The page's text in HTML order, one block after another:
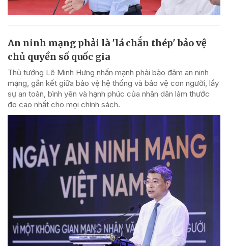
An ninh mạng phải là 'lá chắn thép' bảo vệ
chủ quyền số quốc gia
Thủ tướng Lê Minh Hưng nhấn mạnh phải bảo đảm an ninh
mạng, gắn kết giữa bảo vệ hệ thống và bảo vệ con người, lấy
sự an toàn, bình yên và hạnh phúc của nhân dân làm thước
đo cao nhất cho mọi chính sách.